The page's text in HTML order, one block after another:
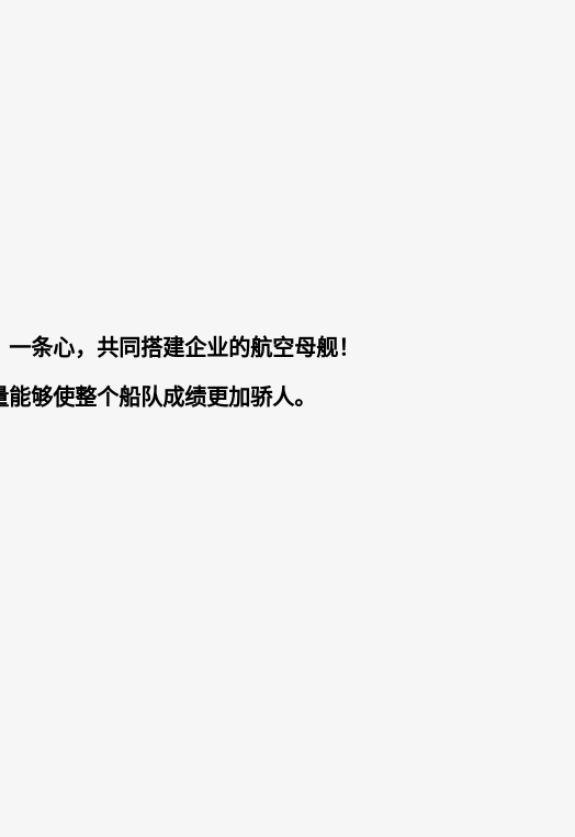
条心，共同搭建企业的航空母舰！
够使整个船队成绩更加骄人。